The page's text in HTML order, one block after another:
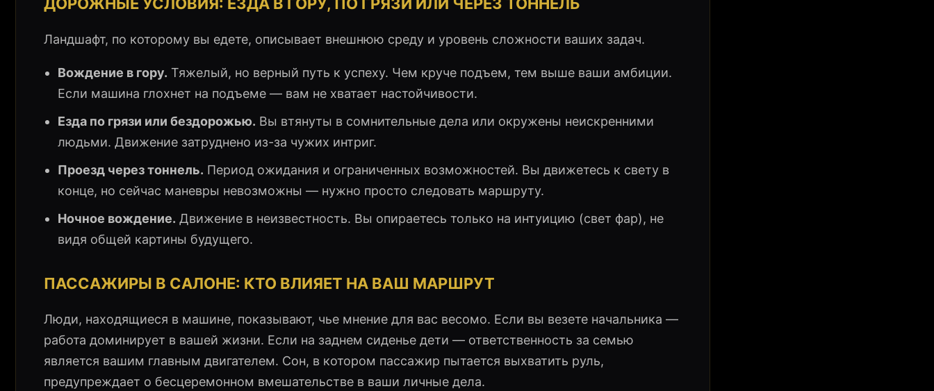
ДОРОЖНЫЕ УСЛОВИЯ: ЕЗДА В ГОРУ, ПО ГРЯЗИ ИЛИ ЧЕРЕЗ ТОННЕЛЬ
Ландшафт, по которому вы едете, описывает внешнюю среду и уровень сложности ваших задач.
Вождение в гору. Тяжелый, но верный путь к успеху. Чем круче подъем, тем выше ваши амбиции.
Если машина глохнет на подъеме — вам не хватает настойчивости.
Езда по грязи или бездорожью. Вы втянуты в сомнительные дела или окружены неискренними
людьми. Движение затруднено из-за чужих интриг.
Проезд через тоннель. Период ожидания и ограниченных возможностей. Вы движетесь к свету в
конце, но сейчас маневры невозможны — нужно просто следовать маршруту.
Ночное вождение. Движение в неизвестность. Вы опираетесь только на интуицию (свет фар), не
видя общей картины будущего.
ПАССАЖИРЫ В САЛОНЕ: КТО ВЛИЯЕТ НА ВАШ МАРШРУТ
Люди, находящиеся в машине, показывают, чье мнение для вас весомо. Если вы везете начальника —
работа доминирует в вашей жизни. Если на заднем сиденье дети — ответственность за семью
является вашим главным двигателем. Сон, в котором пассажир пытается выхватить руль,
предупреждает о бесцеремонном вмешательстве в ваши личные дела.